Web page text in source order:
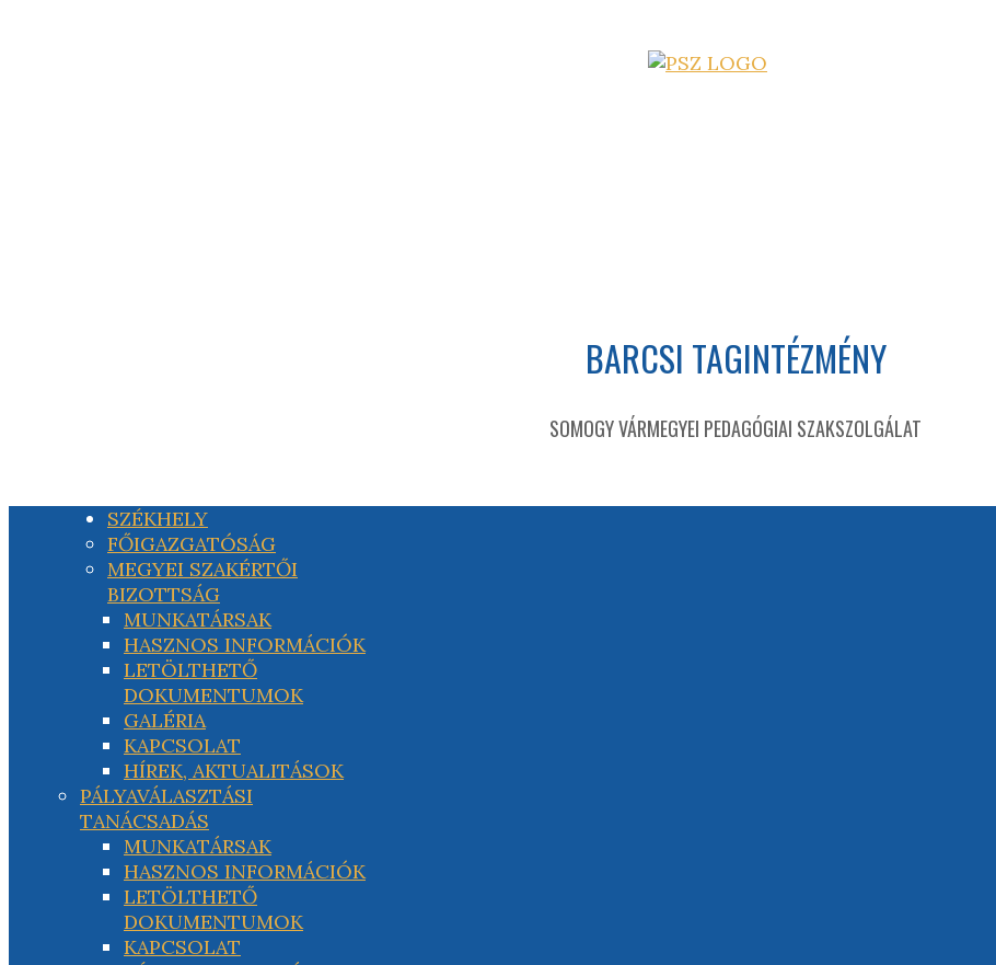
BARCSI TAGINTÉZMÉNY
SOMOGY VÁRMEGYEI PEDAGÓGIAI SZAKSZOLGÁLAT
SZÉKHELY
FŐIGAZGATÓSÁG
MEGYEI SZAKÉRTŐI
BIZOTTSÁG
MUNKATÁRSAK
HASZNOS INFORMÁCIÓK
LETÖLTHETŐ
DOKUMENTUMOK
GALÉRIA
KAPCSOLAT
HÍREK, AKTUALITÁSOK
PÁLYAVÁLASZTÁSI
TANÁCSADÁS
MUNKATÁRSAK
HASZNOS INFORMÁCIÓK
LETÖLTHETŐ
DOKUMENTUMOK
KAPCSOLAT